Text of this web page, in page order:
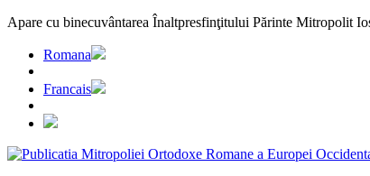
Apare cu binecuvântarea Înaltpresfinţitului Părinte Mitropolit
Romana
Francais